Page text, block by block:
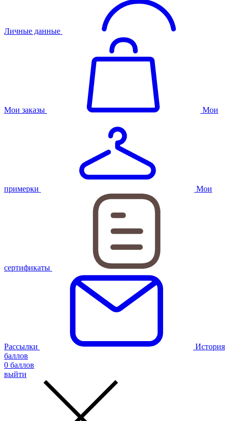
Личные данные
Мои заказы Мои
примерки Мои
сертификаты
Рассылки
История
баллов
0 баллов
выйти